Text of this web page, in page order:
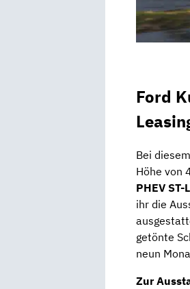
Ford
Bei
Höhe von
PHEV ST-
ihr die
getönte
neun
Zur